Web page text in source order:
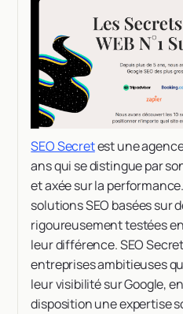
SEO Secretest une
ans qui se distingue par
et axée sur la
solutions SEO basées sur
rigoureusement testées
leur différence. SEO
entreprises ambitieuses
leur visibilité sur Google,
disposition une expertise